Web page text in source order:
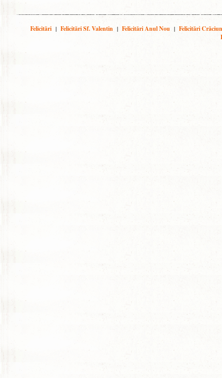
Felicitări | Felicitări Sf. Valentin | Felicitări Anul Nou | Felicitări